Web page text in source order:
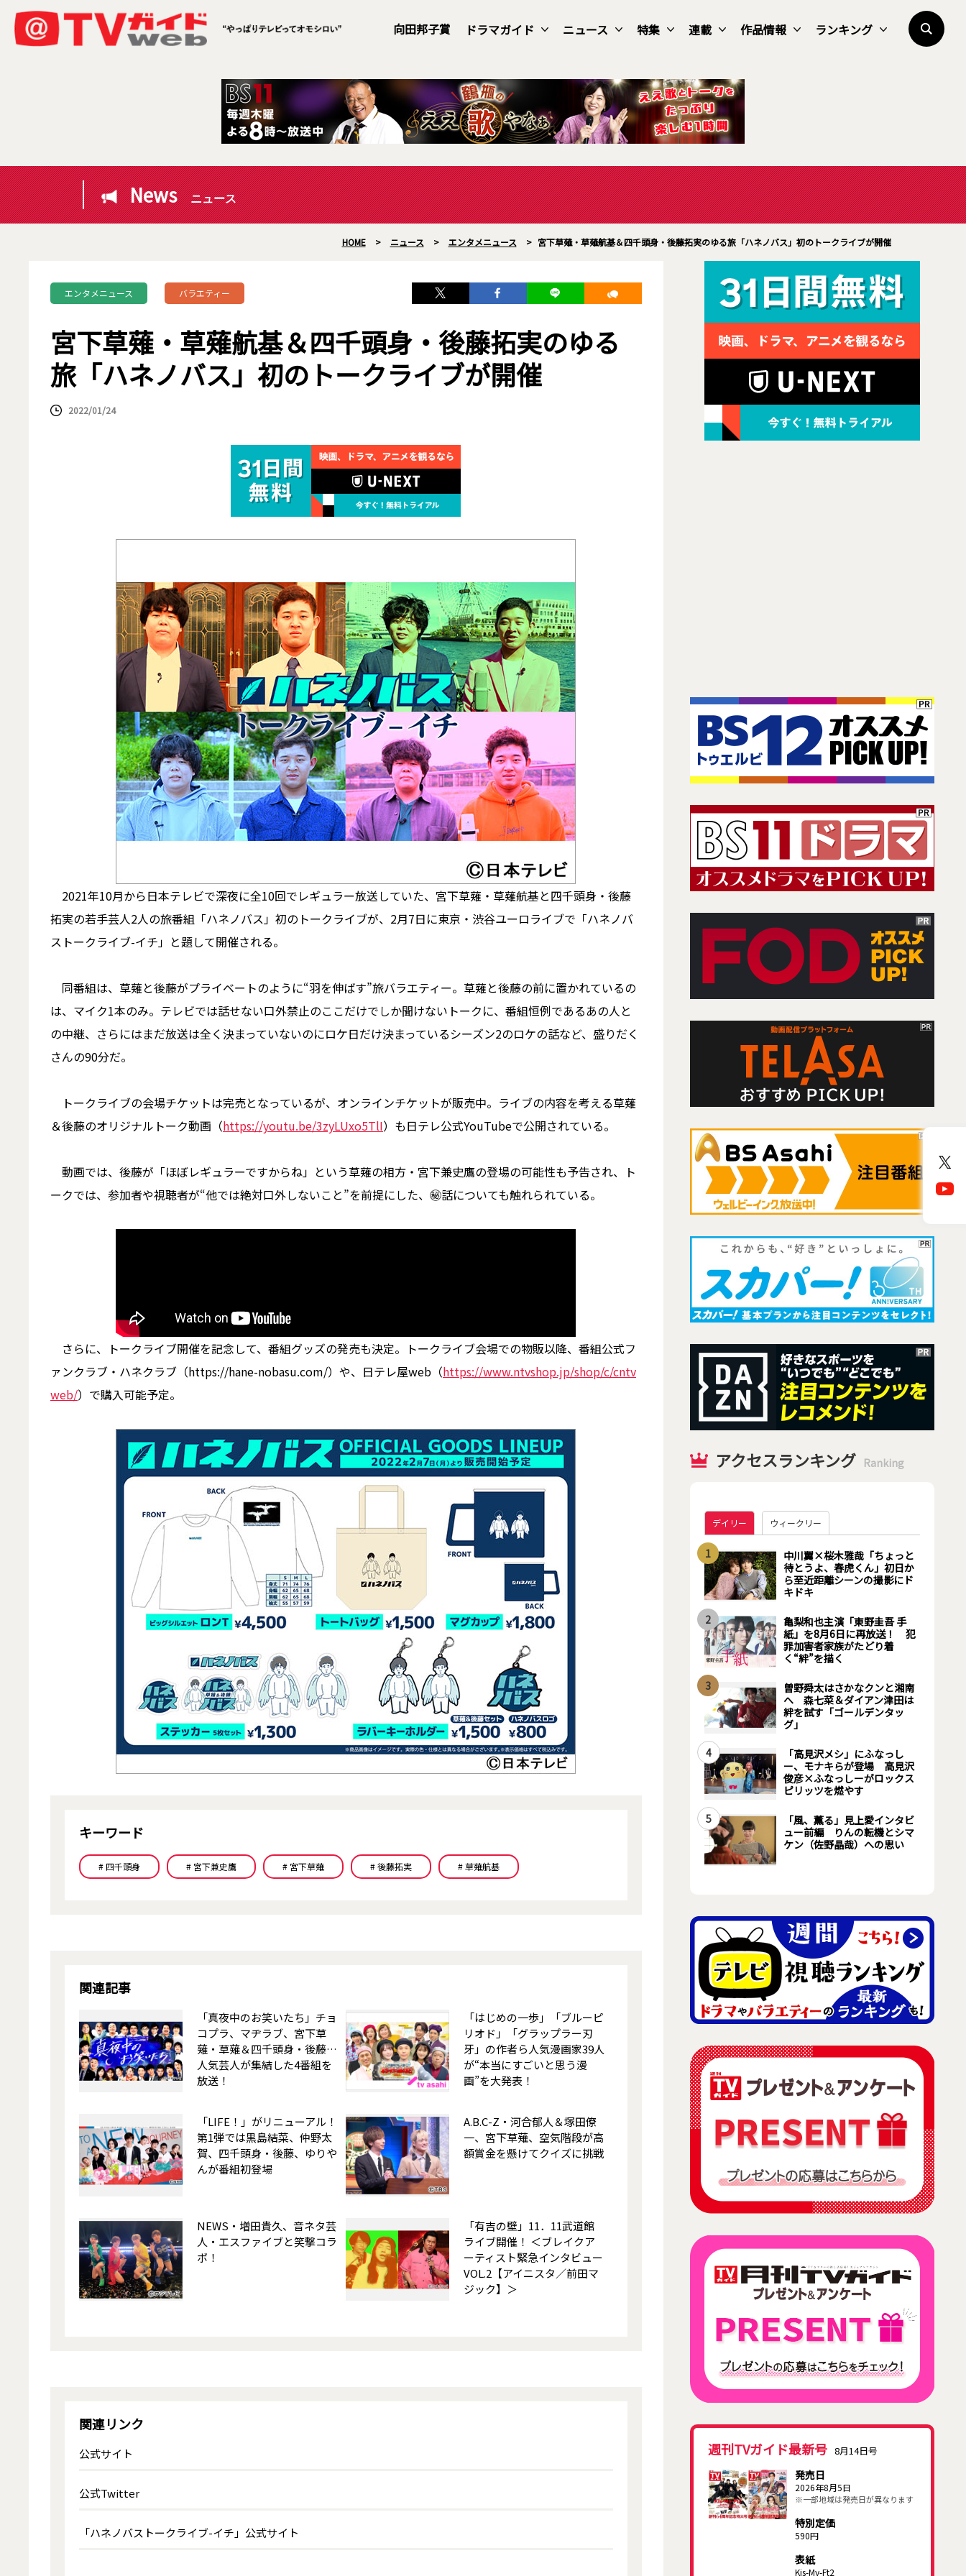
向田邦子賞 ドラマガイド ニュース 特集 連載 作品情報 ランキング
News ニュース
HOME > ニュース > エンタメニュース > 宮下草薙・草薙航基＆四千頭身・後藤拓実のゆる旅「ハネノバス」初のトークライブが開催
エンタメニュース バラエティー
宮下草薙・草薙航基＆四千頭身・後藤拓実のゆる
旅「ハネノバス」初のトークライブが開催
2022/01/24
2021年10月から日本テレビで深夜に全10回でレギュラー放送していた、宮下草薙・草薙航基と四千頭身・後藤
拓実の若手芸人2人の旅番組「ハネノバス」初のトークライブが、2月7日に東京・渋谷ユーロライブで「ハネノバ
ストークライブ-イチ」と題して開催される。
同番組は、草薙と後藤がプライベートのように“羽を伸ばす”旅バラエティー。草薙と後藤の前に置かれているの
は、マイク1本のみ。テレビでは話せない口外禁止のここだけでしか聞けないトークに、番組恒例であるあの人と
の中継、さらにはまだ放送は全く決まっていないのにロケ日だけ決まっているシーズン2のロケの話など、盛りだく
さんの90分だ。
トークライブの会場チケットは完売となっているが、オンラインチケットが販売中。ライブの内容を考える草薙
＆後藤のオリジナルトーク動画（https://youtu.be/3zyLUxo5TlI）も日テレ公式YouTubeで公開されている。
動画では、後藤が「ほぼレギュラーですからね」という草薙の相方・宮下兼史鷹の登場の可能性も予告され、ト
ークでは、参加者や視聴者が“他では絶対口外しないこと”を前提にした、㊙話についても触れられている。
さらに、トークライブ開催を記念して、番組グッズの発売も決定。トークライブ会場での物販以降、番組公式フ
ァンクラブ・ハネクラブ（https://hane-nobasu.com/）や、日テレ屋web（https://www.ntvshop.jp/shop/c/cntv
web/）で購入可能予定。
キーワード
# 四千頭身 # 宮下兼史鷹 # 宮下草薙 # 後藤拓実 # 草薙航基
関連記事
「真夜中のお笑いたち」チョ
コプラ、マヂラブ、宮下草
薙・草薙＆四千頭身・後藤…
人気芸人が集結した4番組を
放送！
「はじめの一歩」「ブルーピ
リオド」「グラップラー刃
牙」の作者ら人気漫画家39人
が“本当にすごいと思う漫
画”を大発表！
「LIFE！」がリニューアル！
第1弾では黒島結菜、仲野太
賀、四千頭身・後藤、ゆりや
んが番組初登場
A.B.C-Z・河合郁人＆塚田僚
一、宮下草薙、空気階段が高
額賞金を懸けてクイズに挑戦
NEWS・増田貴久、音ネタ芸
人・エスファイブと笑撃コラ
ボ！
「有吉の壁」11．11武道館
ライブ開催！ ＜ブレイクア
ーティスト緊急インタビュー
VOL.2【アイニスタ／前田マ
ジック】＞
関連リンク
公式サイト
公式Twitter
「ハネノバストークライブ-イチ」公式サイト
アクセスランキング Ranking
デイリー ウィークリー
1
中川翼×桜木雅哉「ちょっと
待とうよ、春虎くん」初日か
ら至近距離シーンの撮影にド
キドキ
2
亀梨和也主演「東野圭吾 手
紙」を8月6日に再放送！ 犯
罪加害者家族がたどり着
く“絆”を描く
3
曽野舜太はさかなクンと湘南
へ 森七菜＆ダイアン津田は
絆を試す「ゴールデンタッ
グ」
4
「高見沢メシ」にふなっし
ー、モナキらが登場 高見沢
俊彦×ふなっしーがロックス
ピリッツを燃やす
5
「風、薫る」見上愛インタビ
ュー前編 りんの転機とシマ
ケン（佐野晶哉）への思い
週刊TVガイド最新号 8月14日号
発売日
2026年8月5日
※一部地域は発売日が異なります
特別定価
590円
表紙
Kis-My-Ft2